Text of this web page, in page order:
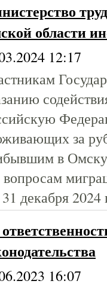
области
12:17
за
в
вопросам
декабря
16:07